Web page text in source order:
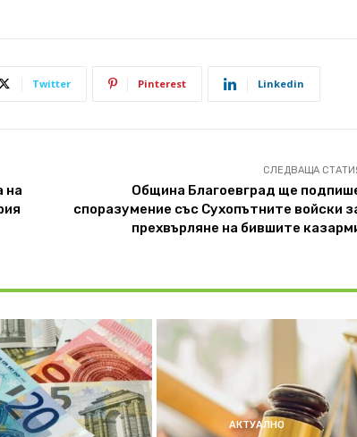
Twitter Pinterest Linkedin
на
СЛЕДВАЩА
Община Благоевград ще
споразумение със Сухопътните войски
прехвърляне на бившите
АКТУАЛНО